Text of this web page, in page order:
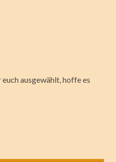
ausgewählt, hoffe es